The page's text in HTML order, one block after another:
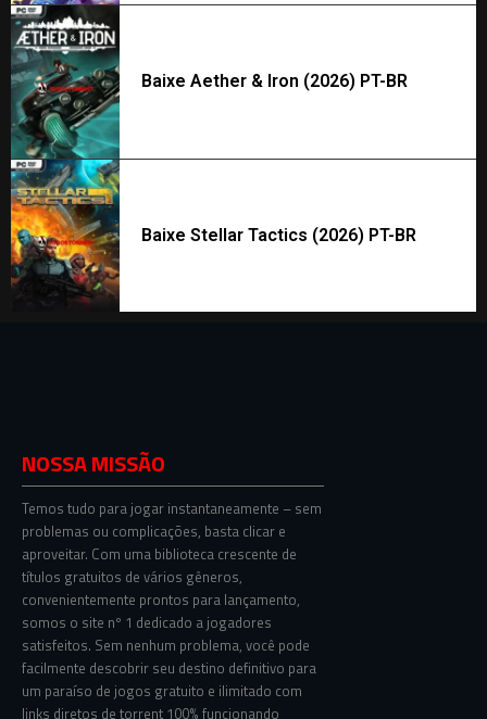
Baixe Aether & Iron (2026) PT-BR
Baixe Stellar Tactics (2026) PT-BR
NOSSA MISSÃO
Temos tudo para jogar instantaneamente – sem
problemas ou complicações, basta clicar e
aproveitar. Com uma biblioteca crescente de
títulos gratuitos de vários gêneros,
convenientemente prontos para lançamento,
somos o site nº 1 dedicado a jogadores
satisfeitos. Sem nenhum problema, você pode
facilmente descobrir seu destino definitivo para
um paraíso de jogos gratuito e ilimitado com
links diretos de torrent 100% funcionando